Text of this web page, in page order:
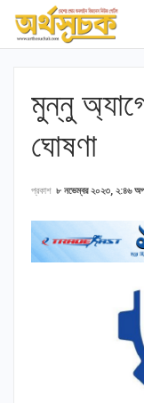
মুন্নু
ঘোষণা
প্রকাশ ৮ নভেম্বর ২০২৩, ২:৪৬